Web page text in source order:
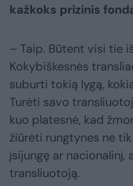
kažkoks prizinis
– Taip. Būtent visi tie
Kokybiškesnės
suburti tokią lygą,
Turėti savo
kuo platesnė, kad
žiūrėti rungtynes ne
įsijungę ar nacionalinį,
transliuotoją.